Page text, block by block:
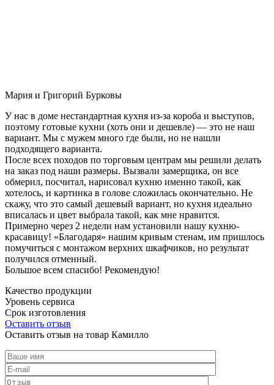
Мария и Григорий Бурковы
У нас в доме нестандартная кухня из-за короба и выступов,
поэтому готовые кухни (хоть они и дешевле) — это не наш
вариант. Мы с мужем много где были, но не нашли
подходящего варианта.
После всех походов по торговым центрам мы решили делать
на заказ под наши размеры. Вызвали замерщика, он все
обмерил, посчитал, нарисовал кухню именно такой, как
хотелось, и картинка в голове сложилась окончательно. Не
скажу, что это самый дешевый вариант, но кухня идеально
вписалась и цвет выбрала такой, как мне нравится.
Примерно через 2 недели нам установили нашу кухню-
красавицу! «Благодаря» нашим кривым стенам, им пришлось
помучиться с монтажом верхних шкафчиков, но результат
получился отменный.
Большое всем спасибо! Рекомендую!
Качество продукции
Уровень сервиса
Срок изготовления
Оставить отзыв
Оставить отзыв на товар Камилло